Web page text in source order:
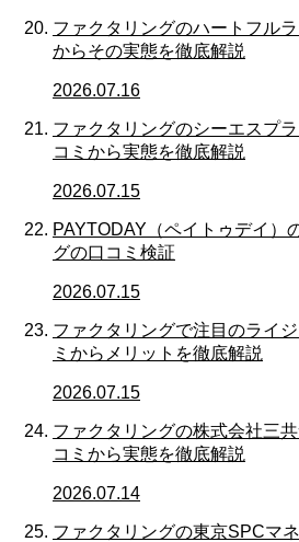
ファクタリングのハートフル
からその実態を徹底解説
2026.07.16
ファクタリングのシーエスプ
コミから実態を徹底解説
2026.07.15
PAYTODAY（ペイトゥデイ）
グの口コミ検証
2026.07.15
ファクタリングで注目のライ
ミからメリットを徹底解説
2026.07.15
ファクタリングの株式会社三
コミから実態を徹底解説
2026.07.14
ファクタリングの東京SPCマ